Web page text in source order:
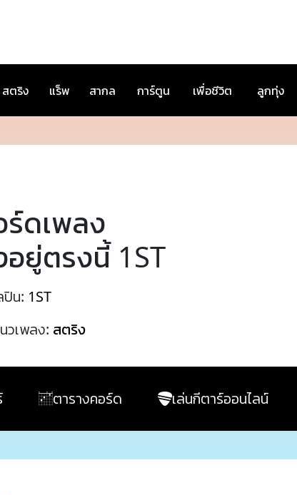
สตริง แร็พ สากล การ์ตูน เพื่อชีวิต ลูกทุ่ง
ร์ดเพลง
ยู่ตรงนี้ 1ST
ปิน: 1ST
วเพลง: สตริง
ตารางคอร์ด เล่นกีตาร์ออนไลน์